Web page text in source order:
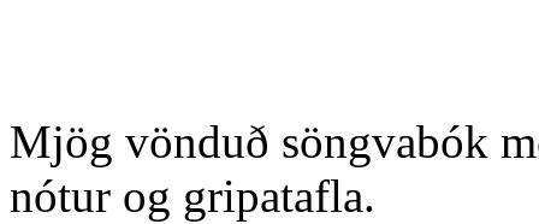
Mjög vönduð söngvabók
nótur og gripatafla.